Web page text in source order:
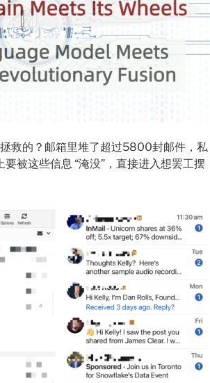
救的？邮箱里堆了超过5800封邮件，私
被这些信息 “淹没”，直接进入想罢工摆